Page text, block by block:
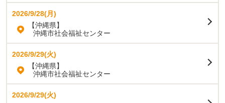
2026/9/28(月)
【沖縄県】
沖縄市社会福祉センター
2026/9/29(火)
【沖縄県】
沖縄市社会福祉センター
2026/9/29(火)